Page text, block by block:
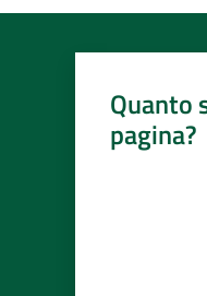
Quanto
pagina?